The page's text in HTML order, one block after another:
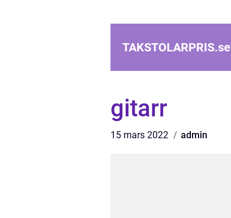
TAKSTOLARPRIS.se
gitarr
15 mars 2022 admin